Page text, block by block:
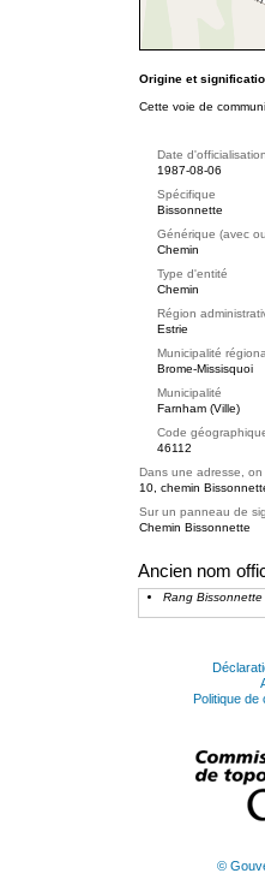
Origine et
Cette voie de
Date d'officialisation
1987-08-06
Spécifique
Bissonnette
Générique (avec
Chemin
Type d'entité
Chemin
Région
Estrie
Municipalité
Brome-Missisquoi
Municipalité
Farnham (Ville)
Code
46112
Dans une adresse,
10, chemin
Sur un panneau de
Chemin Bissonnette
Ancien nom
Rang Bissonnette
Politique de
©